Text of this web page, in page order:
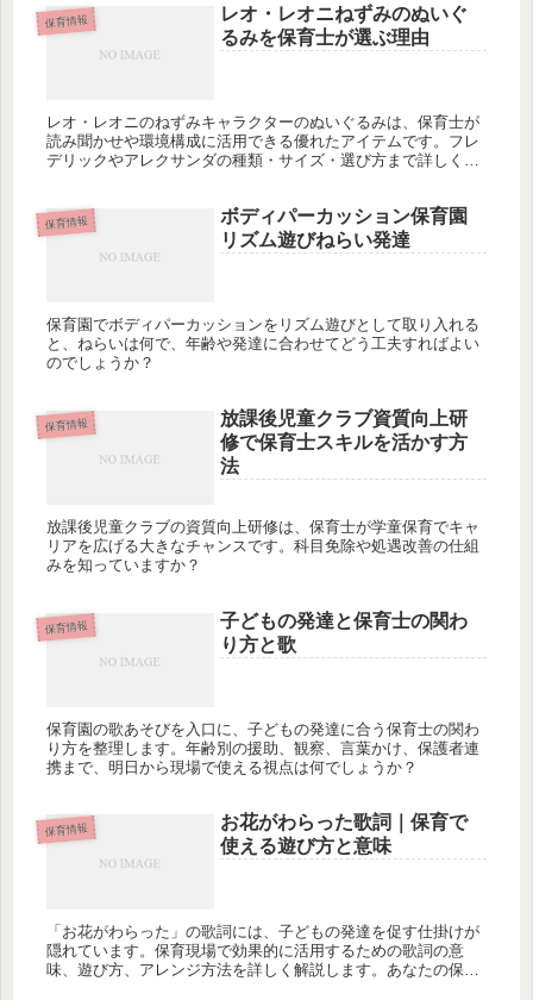
保育情報
レオ・レオニねずみのぬいぐ
るみを保育士が選ぶ理由
レオ・レオニのねずみキャラクターのぬいぐるみは、保育士が
読み聞かせや環境構成に活用できる優れたアイテムです。フレ
デリックやアレクサンダの種類・サイズ・選び方まで詳しく解
保育情報
ボディパーカッション保育園
リズム遊びねらい発達
保育園でボディパーカッションをリズム遊びとして取り入れる
と、ねらいは何で、年齢や発達に合わせてどう工夫すればよい
のでしょうか？
保育情報
放課後児童クラブ資質向上研
修で保育士スキルを活かす方
法
放課後児童クラブの資質向上研修は、保育士が学童保育でキャ
リアを広げる大きなチャンスです。科目免除や処遇改善の仕組
みを知っていますか？
保育情報
子どもの発達と保育士の関わ
り方と歌
保育園の歌あそびを入口に、子どもの発達に合う保育士の関わ
り方を整理します。年齢別の援助、観察、言葉かけ、保護者連
携まで、明日から現場で使える視点は何でしょうか？
保育情報
お花がわらった歌詞｜保育で
使える遊び方と意味
「お花がわらった」の歌詞には、子どもの発達を促す仕掛けが
隠れています。保育現場で効果的に活用するための歌詞の意
味、遊び方、アレンジ方法を詳しく解説します。あなたの保育